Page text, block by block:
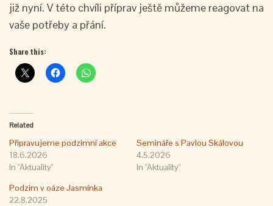
již nyní. V této chvíli příprav ještě můžeme reagovat na
vaše potřeby a přání.
Share this:
Related
Připravujeme podzimní akce
18.6.2026
In "Aktuality"
Semináře s Pavlou Skálovou
4.5.2026
In "Aktuality"
Podzim v oáze Jasmínka
22.8.2025